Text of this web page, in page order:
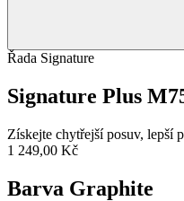
Řada Signature
Signature Plus
Získejte chytřejší posuv, lepší
1 249,00 Kč
Barva Graphite